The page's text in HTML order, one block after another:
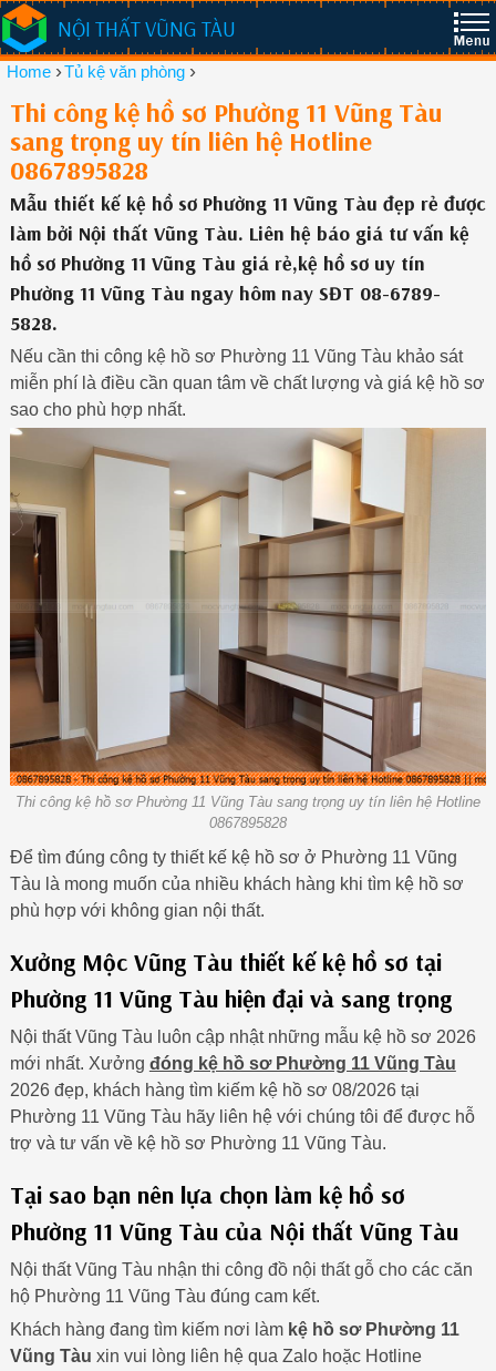
NỘI THẤT VŨNG TÀU
Home ›Tủ kệ văn phòng ›
Thi công kệ hồ sơ Phường 11 Vũng Tàu
sang trọng uy tín liên hệ Hotline
0867895828
Mẫu thiết kế kệ hồ sơ Phường 11 Vũng Tàu đẹp rẻ được
làm bởi Nội thất Vũng Tàu. Liên hệ báo giá tư vấn kệ
hồ sơ Phường 11 Vũng Tàu giá rẻ,kệ hồ sơ uy tín
Phường 11 Vũng Tàu ngay hôm nay SĐT 08-6789-
5828.
Nếu cần thi công kệ hồ sơ Phường 11 Vũng Tàu khảo sát
miễn phí là điều cần quan tâm về chất lượng và giá kệ hồ sơ
sao cho phù hợp nhất.
Thi công kệ hồ sơ Phường 11 Vũng Tàu sang trọng uy tín liên hệ Hotline
0867895828
Để tìm đúng công ty thiết kế kệ hồ sơ ở Phường 11 Vũng
Tàu là mong muốn của nhiều khách hàng khi tìm kệ hồ sơ
phù hợp với không gian nội thất.
Xưởng Mộc Vũng Tàu thiết kế kệ hồ sơ tại
Phường 11 Vũng Tàu hiện đại và sang trọng
Nội thất Vũng Tàu luôn cập nhật những mẫu kệ hồ sơ 2026
mới nhất. Xưởng đóng kệ hồ sơ Phường 11 Vũng Tàu
2026 đẹp, khách hàng tìm kiếm kệ hồ sơ 08/2026 tại
Phường 11 Vũng Tàu hãy liên hệ với chúng tôi để được hỗ
trợ và tư vấn về kệ hồ sơ Phường 11 Vũng Tàu.
Tại sao bạn nên lựa chọn làm kệ hồ sơ
Phường 11 Vũng Tàu của Nội thất Vũng Tàu
Nội thất Vũng Tàu nhận thi công đồ nội thất gỗ cho các căn
hộ Phường 11 Vũng Tàu đúng cam kết.
Khách hàng đang tìm kiếm nơi làm kệ hồ sơ Phường 11
Vũng Tàu xin vui lòng liên hệ qua Zalo hoặc Hotline